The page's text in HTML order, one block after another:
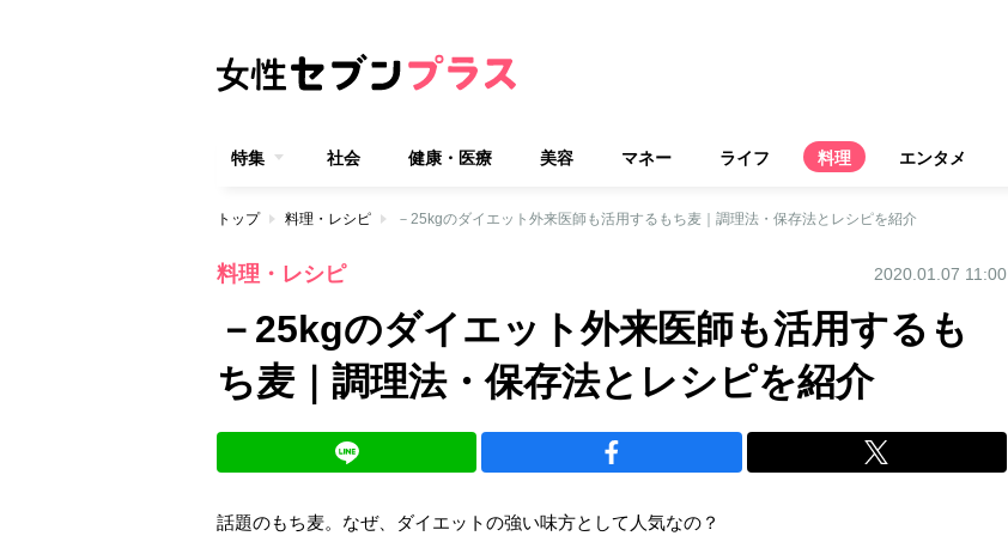
特集 社会 健康・医療 美容 マネー ライフ 料理 エンタメ
トップ 料理・レシピ －25kgのダイエット外来医師も活用するもち麦｜調理法・保存法とレシピを紹介
料理・レシピ 2020.01.07 11:00
－25kgのダイエット外来医師も活用するも
ち麦｜調理法・保存法とレシピを紹介
話題のもち麦。なぜ、ダイエットの強い味方として人気なの？